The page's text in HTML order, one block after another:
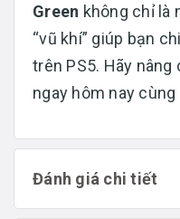
Green không chỉ là
“vũ khí” giúp bạn
trên PS5. Hãy
ngay hôm nay cùng
Đánh giá chi tiết